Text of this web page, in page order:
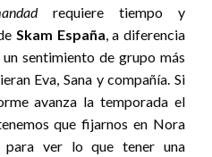
requiere tiempo y
Skam España, a diferencia
sentimiento de grupo más
Eva, Sana y compañía. Si
avanza la temporada el
que fijarnos en Nora
ver lo que tener una